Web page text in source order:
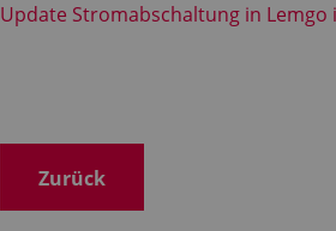
Update Stromabschaltung in Lemgo
Zurück